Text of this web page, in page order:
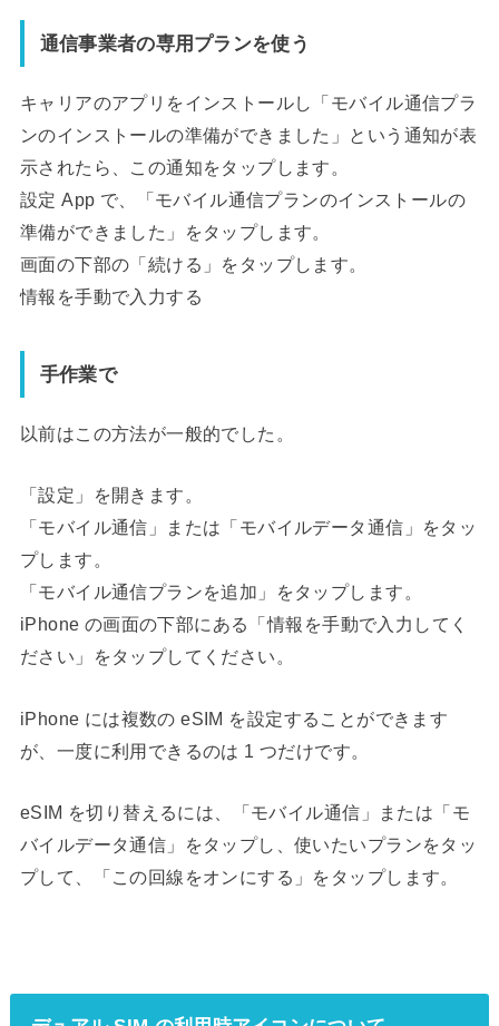
通信事業者の専用プランを使う
キャリアのアプリをインストールし「モバイル通信プラ
ンのインストールの準備ができました」という通知が表
示されたら、この通知をタップします。
設定 App で、「モバイル通信プランのインストールの
準備ができました」をタップします。
画面の下部の「続ける」をタップします。
情報を手動で入力する
手作業で
以前はこの方法が一般的でした。
「設定」を開きます。
「モバイル通信」または「モバイルデータ通信」をタッ
プします。
「モバイル通信プランを追加」をタップします。
iPhone の画面の下部にある「情報を手動で入力してく
ださい」をタップしてください。
iPhone には複数の eSIM を設定することができます
が、一度に利用できるのは 1 つだけです。
eSIM を切り替えるには、「モバイル通信」または「モ
バイルデータ通信」をタップし、使いたいプランをタッ
プして、「この回線をオンにする」をタップします。